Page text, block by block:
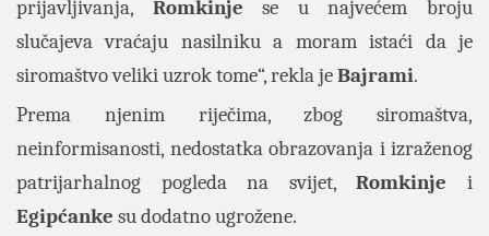
prijavljivanja, Romkinje se u najvećem broju
slučajeva vraćaju nasilniku a moram istaći da je
siromaštvo veliki uzrok tome“, rekla jeBajrami.
Prema njenim riječima, zbog siromaštva,
neinformisanosti, nedostatka obrazovanja i izraženog
patrijarhalnog pogleda na svijet,Romkinje i
Egipćanke su dodatno ugrožene.